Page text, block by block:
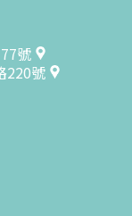
號
220號